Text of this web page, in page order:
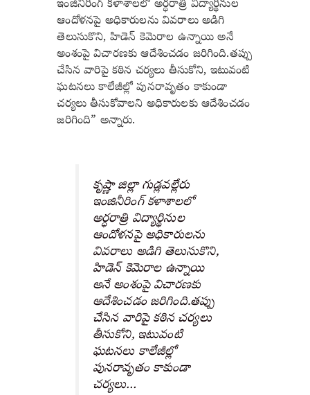
ఇంజినీరింగ్ కళాశాలలో అర్ధరాత్రి విద్యార్థినుల
ఆందోళనపై అధికారులను వివరాలు అడిగి
తెలుసుకొని, హిడెన్ కెమెరాల ఉన్నాయి అనే
అంశంపై విచారణకు ఆదేశించడం జరిగింది.తప్పు
చేసిన వారిపై కఠిన చర్యలు తీసుకోని, ఇటువంటి
ఘటనలు కాలేజీల్లో పునరావృతం కాకుండా
చర్యలు తీసుకోవాలని అధికారులకు ఆదేశించడం
జరిగింది” అన్నారు.
కృష్ణా జిల్లా గుడ్లవల్లేరు
ఇంజినీరింగ్ కళాశాలలో
అర్ధరాత్రి విద్యార్థినుల
ఆందోళనపై అధికారులను
వివరాలు అడిగి తెలుసుకొని,
హిడెన్ కెమెరాల ఉన్నాయి
అనే అంశంపై విచారణకు
ఆదేశించడం జరిగింది.తప్పు
చేసిన వారిపై కఠిన చర్యలు
తీసుకోని, ఇటువంటి
ఘటనలు కాలేజీల్లో
పునరావృతం కాకుండా
చర్యలు…